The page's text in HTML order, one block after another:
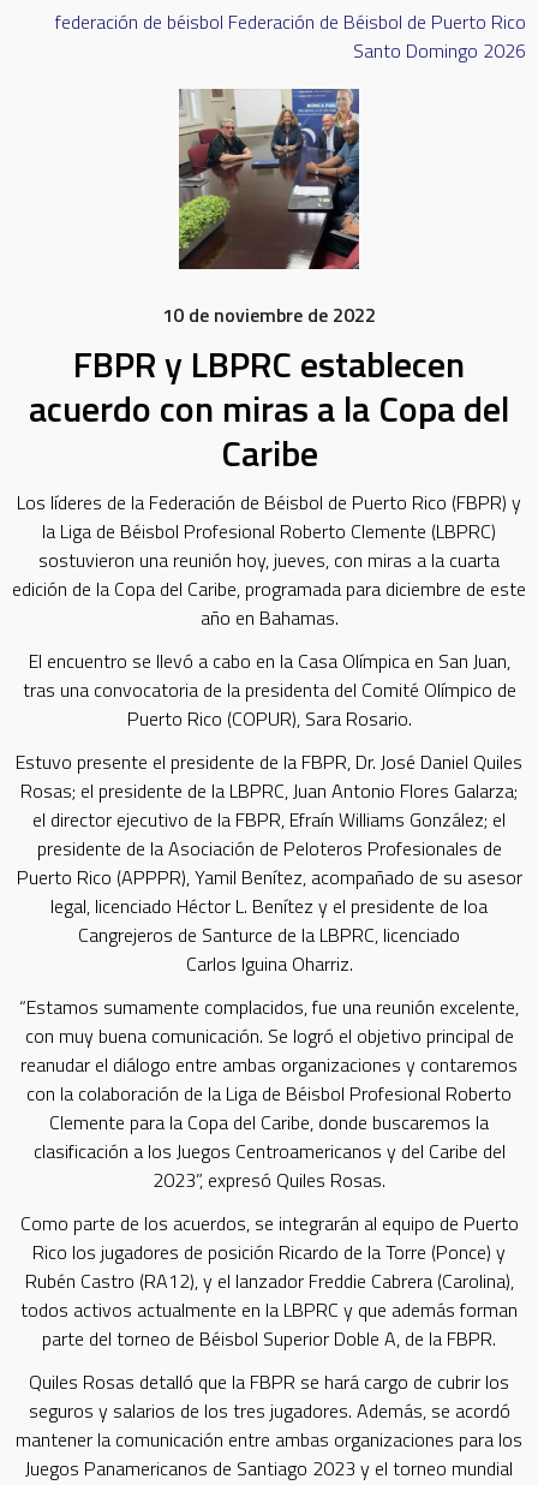
federación de béisbol Federación de Béisbol de Puerto Rico
Santo Domingo 2026
10 de noviembre de 2022
FBPR y LBPRC establecen
acuerdo con miras a la Copa del
Caribe
Los líderes de la Federación de Béisbol de Puerto Rico (FBPR) y
la Liga de Béisbol Profesional Roberto Clemente (LBPRC)
sostuvieron una reunión hoy, jueves, con miras a la cuarta
edición de la Copa del Caribe, programada para diciembre de este
año en Bahamas.
El encuentro se llevó a cabo en la Casa Olímpica en San Juan,
tras una convocatoria de la presidenta del Comité Olímpico de
Puerto Rico (COPUR), Sara Rosario.
Estuvo presente el presidente de la FBPR, Dr. José Daniel Quiles
Rosas; el presidente de la LBPRC, Juan Antonio Flores Galarza;
el director ejecutivo de la FBPR, Efraín Williams González; el
presidente de la Asociación de Peloteros Profesionales de
Puerto Rico (APPPR), Yamil Benítez, acompañado de su asesor
legal, licenciado Héctor L. Benítez y el presidente de loa
Cangrejeros de Santurce de la LBPRC, licenciado
Carlos Iguina Oharriz.
“Estamos sumamente complacidos, fue una reunión excelente,
con muy buena comunicación. Se logró el objetivo principal de
reanudar el diálogo entre ambas organizaciones y contaremos
con la colaboración de la Liga de Béisbol Profesional Roberto
Clemente para la Copa del Caribe, donde buscaremos la
clasificación a los Juegos Centroamericanos y del Caribe del
2023”, expresó Quiles Rosas.
Como parte de los acuerdos, se integrarán al equipo de Puerto
Rico los jugadores de posición Ricardo de la Torre (Ponce) y
Rubén Castro (RA12), y el lanzador Freddie Cabrera (Carolina),
todos activos actualmente en la LBPRC y que además forman
parte del torneo de Béisbol Superior Doble A, de la FBPR.
Quiles Rosas detalló que la FBPR se hará cargo de cubrir los
seguros y salarios de los tres jugadores. Además, se acordó
mantener la comunicación entre ambas organizaciones para los
Juegos Panamericanos de Santiago 2023 y el torneo mundial